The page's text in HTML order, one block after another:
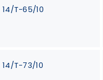
14/T-65/10
14/T-73/10